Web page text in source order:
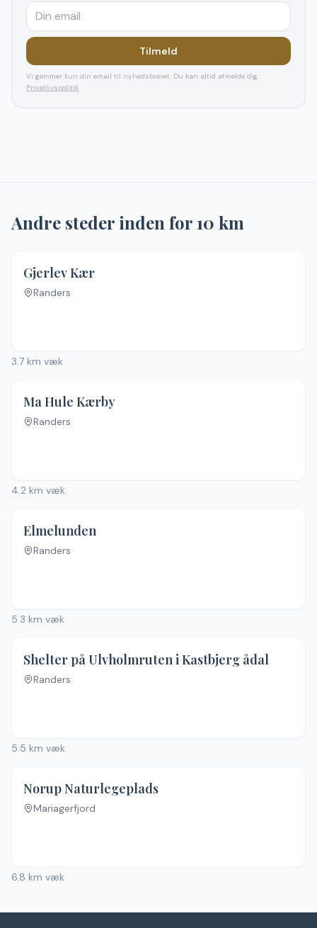
Tilmeld
Vi gemmer kun din email til nyhedsbrevet. Du kan altid afmelde dig.
Privatlivspolitik
Andre steder inden for10 km
Gjerlev Kær
Randers
3.7 km væk
Ma Hule Kærby
Randers
4.2 km væk
Elmelunden
Randers
5.3 km væk
Shelter på Ulvholmruten i Kastbjerg ådal
Randers
5.5 km væk
Norup Naturlegeplads
Mariagerfjord
6.8 km væk